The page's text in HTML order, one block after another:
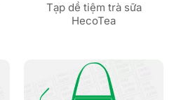
Tạp dề tiệm trà sữa
HecoTea